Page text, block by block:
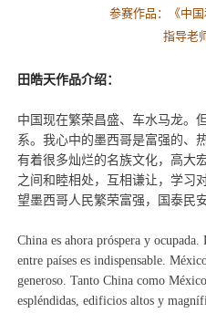
参赛作品：《中
指导老
田皓天作品介绍：
中国现在繁荣昌盛、车水马龙。
系。我心中的墨西哥是富强的、
有着很多灿烂的名族文化，高大
之间和睦相处，互相谦让，学习
望墨西哥人民繁荣富强，国泰民安
China es ahora próspera y
entre países es indispensable.
generoso. Tanto China como
espléndidas, edificios altos y